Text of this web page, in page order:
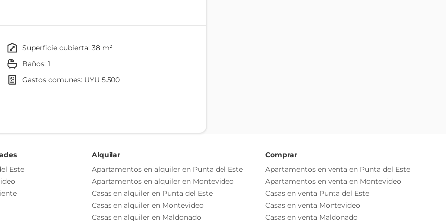
y control de acceso.
como consultorio.
con garantía de aseguradora.
del inmueble, debiéndose consultar al
de las medidas, descripciones arquitectónicas y
cuyos valores son aproximados.
superficie cubierta: 38 m²
baños: 1
gastos comunes: UYU 5.500
Este
Alquilar
Apartamentos en alquiler en Punta del Este
Apartamentos en alquiler en Montevideo
Casas en alquiler en Punta del Este
Casas en alquiler en Montevideo
Casas en alquiler en Maldonado
Comprar
Apartamentos en venta en Punta del Este
Apartamentos en venta en Montevideo
Casas en venta Punta del Este
Casas en venta Montevideo
Casas en venta Maldonado